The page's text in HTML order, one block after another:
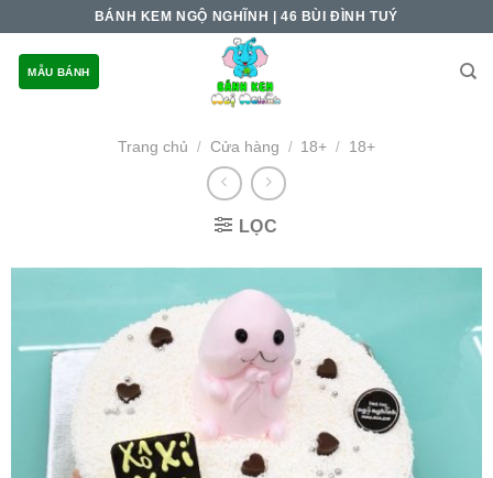
content
BÁNH KEM NGỘ NGHĨNH | 46 BÙI ĐÌNH TUÝ
MẪU BÁNH
Trang chủ / Cửa hàng / 18+ / 18+
LỌC